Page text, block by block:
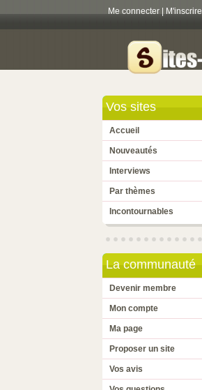
Me connecter M'inscrire
Vos sites
Accueil
Nouveautés
Interviews
Par thèmes
Incontournables
La communauté
Devenir membre
Mon compte
Ma page
Proposer un site
Vos avis